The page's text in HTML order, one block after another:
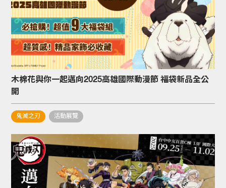
木棉花與你一起邁向2025高雄國際動漫節 福袋新品全公
開
鬼滅之刃 活動展覽